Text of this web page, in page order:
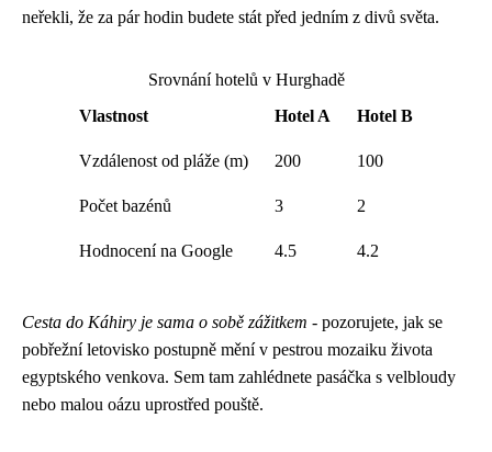
neřekli, že za pár hodin budete stát před jedním z divů světa.
Srovnání hotelů v Hurghadě
Vlastnost
Hotel A Hotel B
Vzdálenost od pláže (m) 200 100
Počet bazénů 3 2
Hodnocení na Google 4.5 4.2
Cesta do Káhiry je sama o sobě zážitkem - pozorujete, jak se
pobřežní letovisko postupně mění v pestrou mozaiku života
egyptského venkova. Sem tam zahlédnete pasáčka s velbloudy
nebo malou oázu uprostřed pouště.